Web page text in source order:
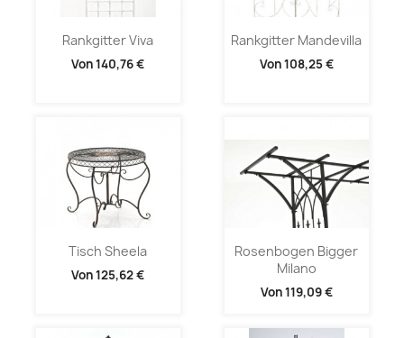
Rankgitter Viva
Von140,76 €
Rankgitter Mandevilla
Von108,25 €
Tisch Sheela
Von125,62 €
Rosenbogen Bigger
Milano
Von119,09 €